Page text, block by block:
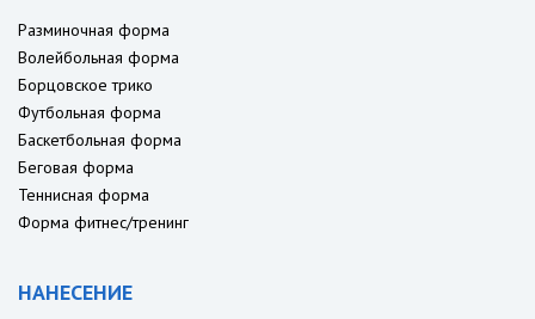
Разминочная форма
Волейбольная форма
Борцовское трико
Футбольная форма
Баскетбольная форма
Беговая форма
Теннисная форма
Форма фитнес/тренинг
НАНЕСЕНИЕ